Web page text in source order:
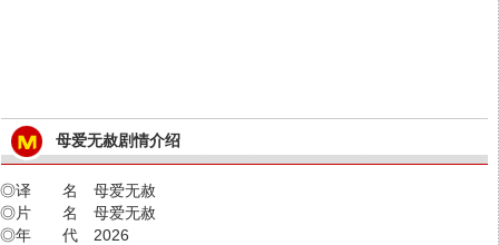
母爱无赦剧情介绍
◎译 名 母爱无赦
◎片 名 母爱无赦
◎年 代 2026